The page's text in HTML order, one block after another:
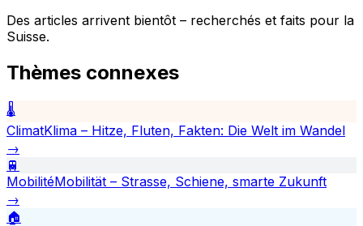
Des articles arrivent bientôt – recherchés et faits pour la
Suisse.
Thèmes connexes
🌡️
ClimatKlima – Hitze, Fluten, Fakten: Die Welt im Wandel
→
🚆
MobilitéMobilität – Strasse, Schiene, smarte Zukunft
→
🏠